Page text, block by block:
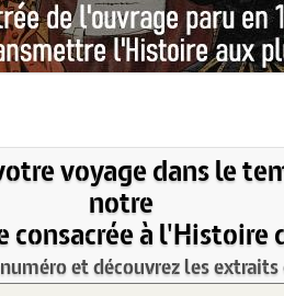
voyage dans le
notre
consacrée à l'Histoire
et découvrez les